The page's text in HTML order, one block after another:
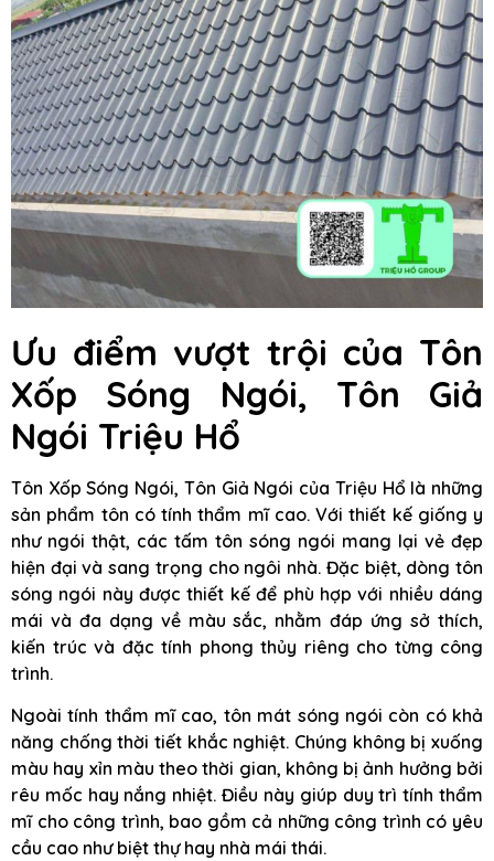
Ưu điểm vượt trội của Tôn
Xốp Sóng Ngói, Tôn Giả
Ngói Triệu Hổ
Tôn Xốp Sóng Ngói, Tôn Giả Ngói của Triệu Hổ là những
sản phẩm tôn có tính thẩm mĩ cao. Với thiết kế giống y
như ngói thật, các tấm tôn sóng ngói mang lại vẻ đẹp
hiện đại và sang trọng cho ngôi nhà. Đặc biệt, dòng tôn
sóng ngói này được thiết kế để phù hợp với nhiều dáng
mái và đa dạng về màu sắc, nhằm đáp ứng sở thích,
kiến trúc và đặc tính phong thủy riêng cho từng công
trình.
Ngoài tính thẩm mĩ cao, tôn mát sóng ngói còn có khả
năng chống thời tiết khắc nghiệt. Chúng không bị xuống
màu hay xỉn màu theo thời gian, không bị ảnh hưởng bởi
rêu mốc hay nắng nhiệt. Điều này giúp duy trì tính thẩm
mĩ cho công trình, bao gồm cả những công trình có yêu
cầu cao như biệt thự hay nhà mái thái.